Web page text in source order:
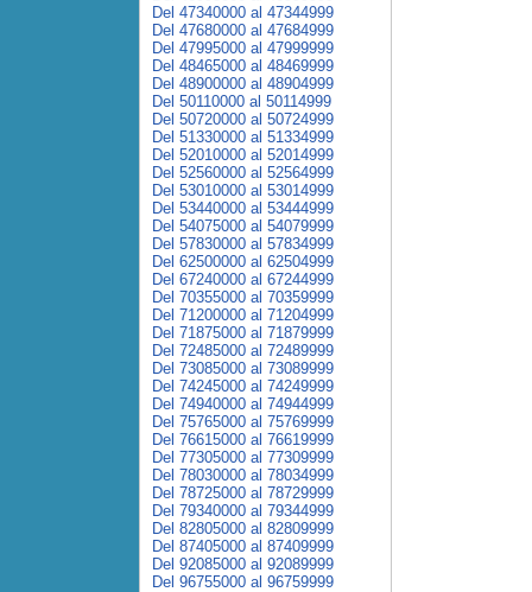
Del 47340000 al 47344999
Del 47680000 al 47684999
Del 47995000 al 47999999
Del 48465000 al 48469999
Del 48900000 al 48904999
Del 50110000 al 50114999
Del 50720000 al 50724999
Del 51330000 al 51334999
Del 52010000 al 52014999
Del 52560000 al 52564999
Del 53010000 al 53014999
Del 53440000 al 53444999
Del 54075000 al 54079999
Del 57830000 al 57834999
Del 62500000 al 62504999
Del 67240000 al 67244999
Del 70355000 al 70359999
Del 71200000 al 71204999
Del 71875000 al 71879999
Del 72485000 al 72489999
Del 73085000 al 73089999
Del 74245000 al 74249999
Del 74940000 al 74944999
Del 75765000 al 75769999
Del 76615000 al 76619999
Del 77305000 al 77309999
Del 78030000 al 78034999
Del 78725000 al 78729999
Del 79340000 al 79344999
Del 82805000 al 82809999
Del 87405000 al 87409999
Del 92085000 al 92089999
Del 96755000 al 96759999